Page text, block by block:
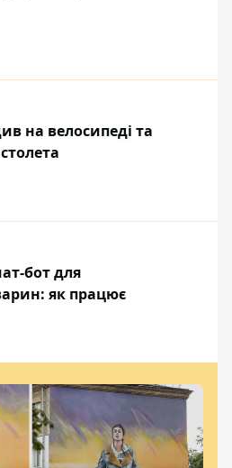
на велосипеді та
бот для
як працює